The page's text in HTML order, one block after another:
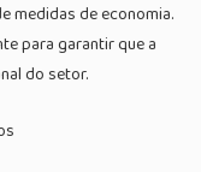
medidas de economia.
para garantir que a
do setor.